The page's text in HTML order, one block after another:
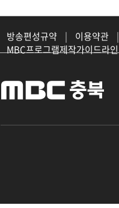
방송편성규약 | 이용약관 |
MBC프로그램제작가이드라인